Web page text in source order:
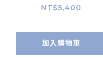
NT$5,400
加入購物車